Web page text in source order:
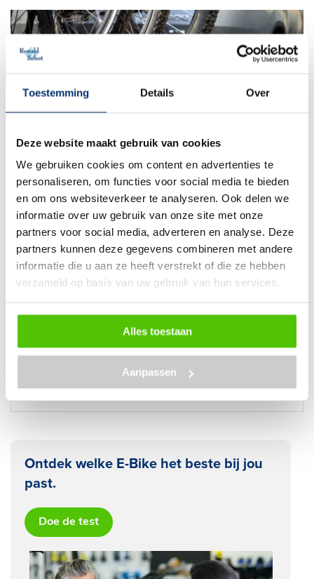
Toestemming Details Over
Deze website maakt gebruik van cookies
We gebruiken cookies om content en advertenties te
personaliseren, om functies voor social media te bieden
en om ons websiteverkeer te analyseren. Ook delen we
informatie over uw gebruik van onze site met onze
partners voor social media, adverteren en analyse. Deze
partners kunnen deze gegevens combineren met andere
informatie die u aan ze heeft verstrekt of die ze hebben
verzameld op basis van uw gebruik van hun services.
Alles toestaan
Aanpassen
Fietsendrager monteren? Volg dit simpele
stappenplan
28 november 2025
Fietsaccu brand voorkomen
Ontdek welke E-Bike het beste bij jou
past.
Doe de test